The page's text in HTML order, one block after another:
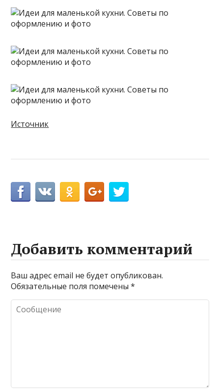
Источник
Добавить комментарий
Ваш адрес email не будет опубликован.
Обязательные поля помечены*